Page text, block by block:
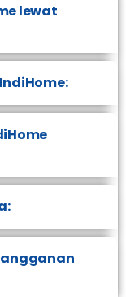
lewat